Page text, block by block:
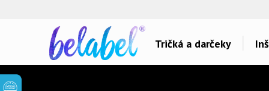
Tričká a darčeky